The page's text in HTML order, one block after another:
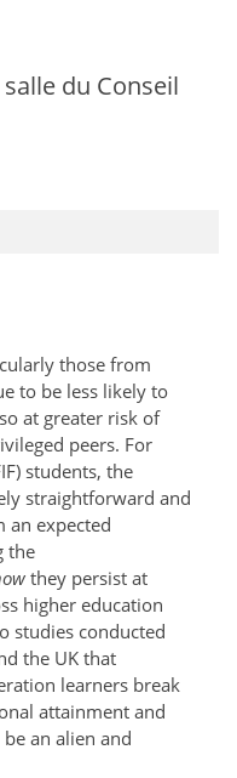
du Conseil
those from
to be less likely to
at greater risk of
peers. For
students, the
straightforward and
an expected
the
they persist at
higher education
studies conducted
the UK that
learners break
attainment and
an alien and